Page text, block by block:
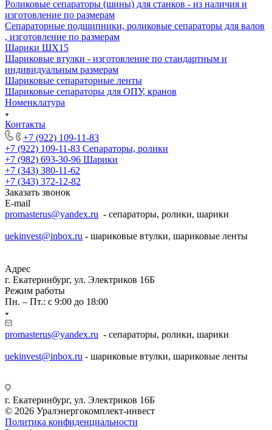
Роликовые сепараторы (шины) для станков - из наличия и
изготовление по размерам
Сепараторные подшипники, роликовые сепараторы для валов
, изготовление по размерам
Шарики ШХ15
Шариковые втулки - изготовление по стандартным и
индивидуальным размерам
Шариковые сепараторные ленты
Шариковые сепараторы для ОПУ, кранов
Номенклатура
Контакты
+7 (922) 109-11-83
+7 (922) 109-11-83 Сепараторы, ролики
+7 (982) 693-30-96 Шарики
+7 (343) 380-11-62
+7 (343) 372-12-82
Заказать звонок
E-mail
promasterus@yandex.ru - сепараторы, ролики, шарики
uekinvest@inbox.ru - шариковые втулки, шариковые ленты
Адрес
г. Екатеринбург, ул. Электриков 16Б
Режим работы
Пн. – Пт.: с 9:00 до 18:00
promasterus@yandex.ru - сепараторы, ролики, шарики
uekinvest@inbox.ru - шариковые втулки, шариковые ленты
г. Екатеринбург, ул. Электриков 16Б
© 2026 Уралэнергокомплект-инвест
Политика конфиденциальности